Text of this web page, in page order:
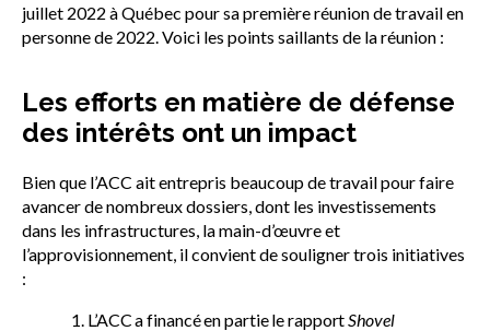
juillet 2022 à Québec pour sa première réunion de travail en
personne de 2022. Voici les points saillants de la réunion :
Les efforts en matière de défense
des intérêts ont un impact
Bien que l’ACC ait entrepris beaucoup de travail pour faire
avancer de nombreux dossiers, dont les investissements
dans les infrastructures, la main-d’œuvre et
l’approvisionnement, il convient de souligner trois initiatives
:
L’ACC a financé en partie le rapport Shovel